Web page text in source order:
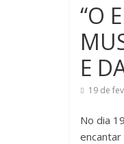
“O
E
19 de
No dia
encantar